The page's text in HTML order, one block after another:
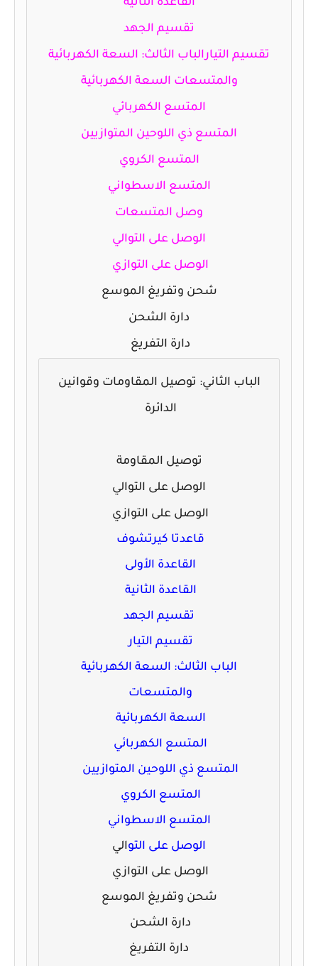
القاعدة الثانية
تقسيم الجهد
تقسيم التيارالباب الثالث: السعة الكهربائية
والمتسعات السعة الكهربائية
المتسع الكهربائي
المتسع ذي اللوحين المتوازيين
المتسع الكروي
المتسع الاسطواني
وصل المتسعات
الوصل على التوالي
الوصل على التوازي
شحن وتفريغ الموسع
دارة الشحن
دارة التفريغ
الباب الثاني: توصيل المقاومات وقوانين
الدائرة
توصيل المقاومة
الوصل على التوالي
الوصل على التوازي
قاعدتا كيرتشوف
القاعدة الأولى
القاعدة الثانية
تقسيم الجهد
تقسيم التيار
الباب الثالث: السعة الكهربائية
والمتسعات
السعة الكهربائية
المتسع الكهربائي
المتسع ذي اللوحين المتوازيين
المتسع الكروي
المتسع الاسطواني
الوصل على التوالي
الوصل على التوازي
شحن وتفريغ الموسع
دارة الشحن
دارة التفريغ